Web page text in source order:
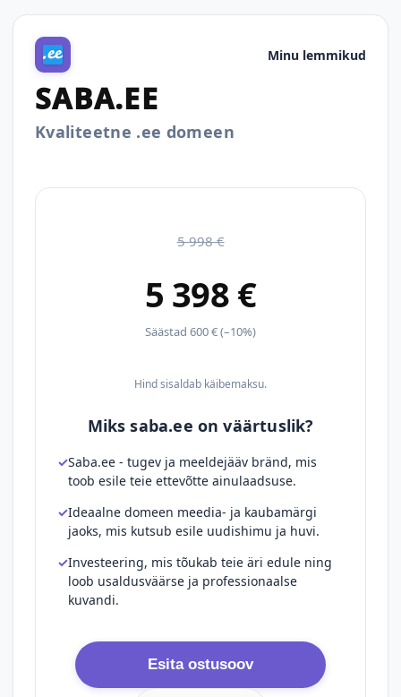
Minu lemmikud
SABA.EE
Kvaliteetne .ee domeen
5 998 €
5 398 €
Säästad 600 € (–10%)
Hind sisaldab käibemaksu.
Miks saba.ee on väärtuslik?
Saba.ee - tugev ja meeldejääv bränd, mis
toob esile teie ettevõtte ainulaadsuse.
Ideaalne domeen meedia- ja kaubamärgi
jaoks, mis kutsub esile uudishimu ja huvi.
Investeering, mis tõukab teie äri edule ning
loob usaldusväärse ja professionaalse
kuvandi.
Esita ostusoov